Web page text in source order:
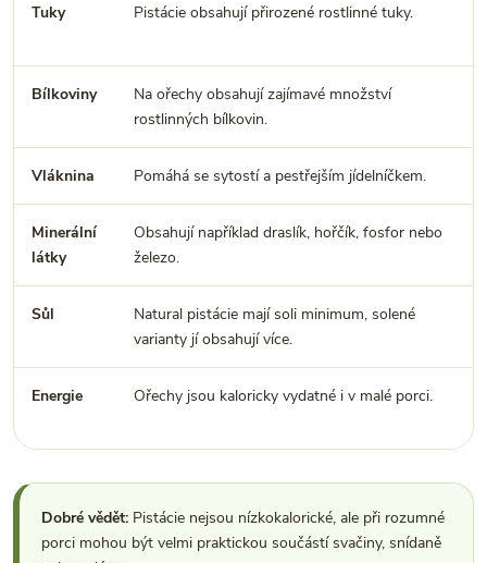
Tuky Pistácie obsahují přirozené rostlinné tuky.
Bílkoviny
Na ořechy obsahují zajímavé množství
rostlinných bílkovin.
Vláknina Pomáhá se sytostí a pestřejším jídelníčkem.
Minerální
látky
Obsahují například draslík, hořčík, fosfor nebo
železo.
Sůl
Natural pistácie mají soli minimum, solené
varianty jí obsahují více.
Energie Ořechy jsou kaloricky vydatné i v malé porci.
Dobré vědět: Pistácie nejsou nízkokalorické, ale při rozumné
porci mohou být velmi praktickou součástí svačiny, snídaně